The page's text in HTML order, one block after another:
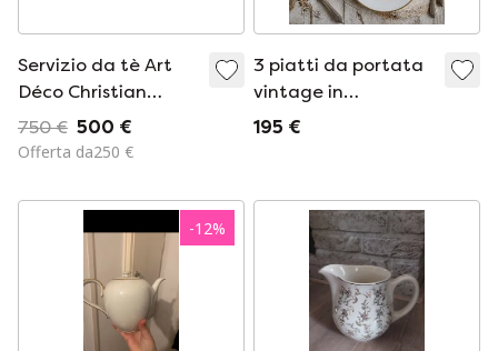
Servizio da tè Art
Déco Christian
Fjerdingstad
Christofle.
750 € 500 €
Offerta da250 €
3 piatti da portata
vintage in
porcellana
Sparta
195 €
-12%